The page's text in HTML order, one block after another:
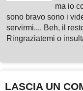
ma io
sono bravo sono i
servirmi.... Beh, il
Ringraziatemi o
LASCIA UN